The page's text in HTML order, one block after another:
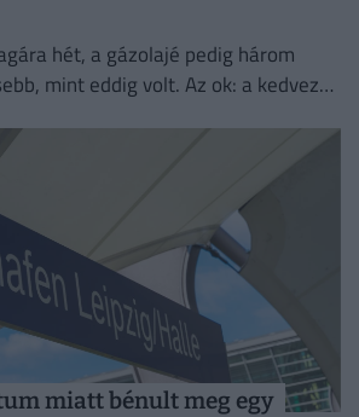
hét, a gázolajé pedig három
mint eddig volt. Az ok: a kedvező
miatt bénult meg egy